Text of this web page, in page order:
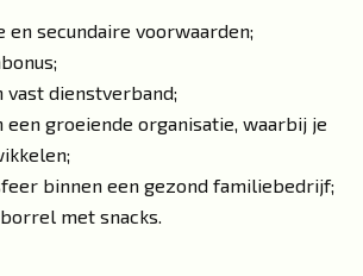
en secundaire voorwaarden;
vast dienstverband;
een groeiende organisatie, waarbij je
binnen een gezond familiebedrijf;
met snacks.